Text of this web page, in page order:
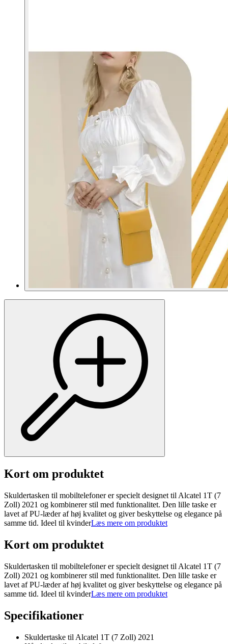
Kort om produktet
Skuldertasken til mobiltelefoner er specielt designet til Alcatel 1T (7
Zoll) 2021 og kombinerer stil med funktionalitet. Den lille taske er
lavet af PU-læder af høj kvalitet og giver beskyttelse og elegance på
samme tid. Ideel til kvinderLæs mere om produktet
Kort om produktet
Skuldertasken til mobiltelefoner er specielt designet til Alcatel 1T (7
Zoll) 2021 og kombinerer stil med funktionalitet. Den lille taske er
lavet af PU-læder af høj kvalitet og giver beskyttelse og elegance på
samme tid. Ideel til kvinderLæs mere om produktet
Specifikationer
Skuldertaske til Alcatel 1T (7 Zoll) 2021